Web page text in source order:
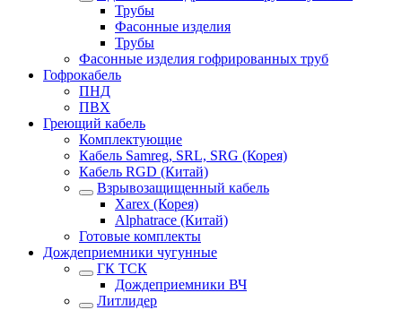
Трубы
Фасонные изделия
Трубы
Фасонные изделия гофрированных труб
Гофрокабель
ПНД
ПВХ
Греющий кабель
Комплектующие
Кабель Samreg, SRL, SRG (Корея)
Кабель RGD (Китай)
Взрывозащищенный кабель
Xarex (Корея)
Alphatrace (Китай)
Готовые комплекты
Дождеприемники чугунные
ГК ТСК
Дождеприемники ВЧ
Литлидер